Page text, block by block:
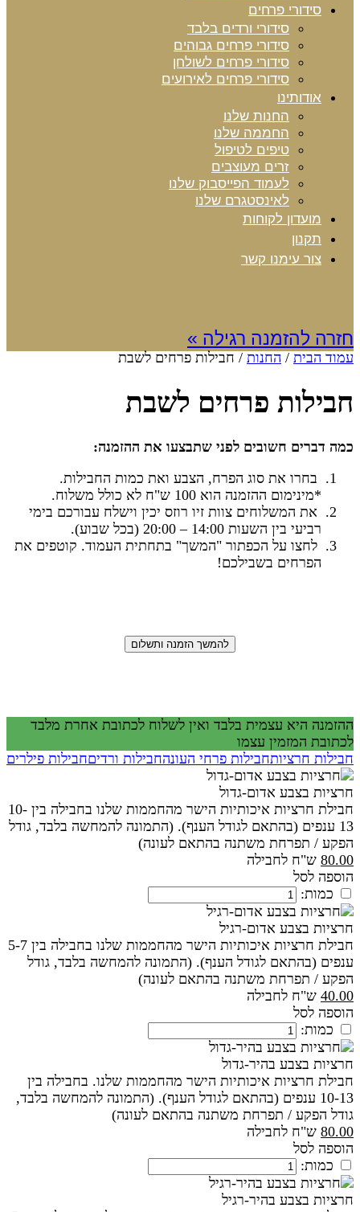
סידורי פרחים
סידורי ורדים בלבד
סידורי פרחים גבוהים
סידורי פרחים לשולחן
סידורי פרחים לאירועים
אודותינו
החנות שלנו
החממה שלנו
טיפים לטיפול
זרים מעוצבים
לעמוד הפייסבוק שלנו
לאינסטגרם שלנו
מועדון לקוחות
תקנון
צור עימנו קשר
חזרה להזמנה רגילה »
עמוד הבית / החנות / חבילות פרחים לשבת
חבילות פרחים לשבת
כמה דברים חשובים לפני שתבצעו את ההזמנה:
בחרו את סוג הפרח, הצבע ואת כמות החבילות.
*מינימום ההזמנה הוא 100 ש"ח לא כולל משלוח.
את המשלוחים צוות זיו רוזס יכין וישלח עבורכם בימי
רביעי בין השעות 14:00 – 20:00 (בכל שבוע).
לחצו על הכפתור "המשך" בתחתית העמוד. קוטפים את
הפרחים בשבילכם!
להמשך הזמנה ותשלום
ההזמנה היא עצמית בלבד ואין לשלוח לכתובת אחרת מלבד
לכתובת המזמין עצמו
חבילות חרציותחבילות פרחי העונהחבילות ורדיםחבילות פילרים
חרציות בצבע אדום-גדול
חבילת חרציות איכותיות הישר מהחממות שלנו בחבילה בין 10-
13 ענפים (בהתאם לגודל הענף). (התמונה להמחשה בלבד, גודל
הפקע / תפרחת משתנה בהתאם לעונה)
80.00 ש"ח לחבילה
הוספה לסל
כמות:
חרציות בצבע אדום-רגיל
חבילת חרציות איכותיות הישר מהחממות שלנו בחבילה בין 5-7
ענפים (בהתאם לגודל הענף). (התמונה להמחשה בלבד, גודל
הפקע / תפרחת משתנה בהתאם לעונה)
40.00 ש"ח לחבילה
הוספה לסל
כמות:
חרציות בצבע בהיר-גדול
חבילת חרציות איכותיות הישר מהחממות שלנו. בחבילה בין
10-13 ענפים (בהתאם לגודל הענף). (התמונה להמחשה בלבד,
גודל הפקע / תפרחת משתנה בהתאם לעונה)
80.00 ש"ח לחבילה
הוספה לסל
כמות:
חרציות בצבע בהיר-רגיל